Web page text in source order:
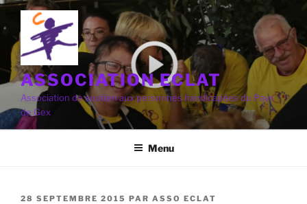
Aller
au
contenu
principal
ASSOCIATION ECLAT
Association de soutien aux personnes handicapées du Pays
de Gex
Menu
PUBLIÉ
28 SEPTEMBRE 2015 PAR ASSO ECLAT